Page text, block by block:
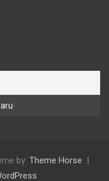
by: Theme Horse